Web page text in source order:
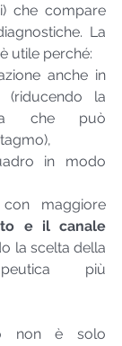
che compare
La
utile perché:
anche in
la
che può
in modo
maggiore
e il canale
la scelta della
più
non è solo